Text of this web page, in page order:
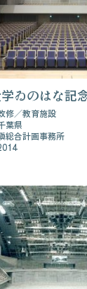
ゐのはな記
修
教育施設
葉県
総合計画事務所